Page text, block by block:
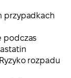
przypadkach
podczas
rozpadu